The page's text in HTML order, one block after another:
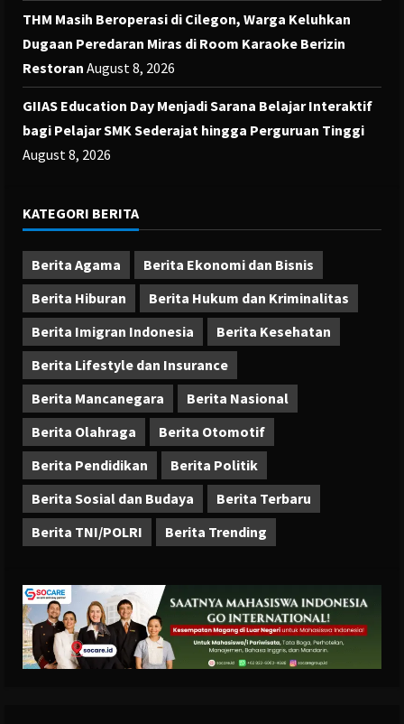
THM Masih Beroperasi di Cilegon, Warga Keluhkan
Dugaan Peredaran Miras di Room Karaoke Berizin
Restoran August 8, 2026
GIIAS Education Day Menjadi Sarana Belajar Interaktif
bagi Pelajar SMK Sederajat hingga Perguruan Tinggi
August 8, 2026
KATEGORI BERITA
Berita Agama
Berita Ekonomi dan Bisnis
Berita Hiburan
Berita Hukum dan Kriminalitas
Berita Imigran Indonesia
Berita Kesehatan
Berita Lifestyle dan Insurance
Berita Mancanegara
Berita Nasional
Berita Olahraga
Berita Otomotif
Berita Pendidikan
Berita Politik
Berita Sosial dan Budaya
Berita Terbaru
Berita TNI/POLRI
Berita Trending